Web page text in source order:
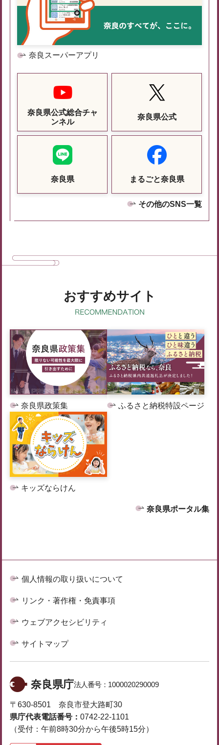
奈良スーパーアプリ
奈良県公式総合チャ
ンネル
奈良県公式
奈良県 まるごと奈良県
その他のSNS一覧
おすすめサイト
奈良県政策集 ふるさと納税特設ページ
キッズならけん
奈良県ポータル集
個人情報の取り扱いについて
リンク・著作権・免責事項
ウェブアクセシビリティ
サイトマップ
奈良県庁法人番号： 1000020290009
〒630-8501 奈良市登大路町30
県庁代表電話番号： 0742-22-1101
（受付：午前8時30分から午後5時15分）